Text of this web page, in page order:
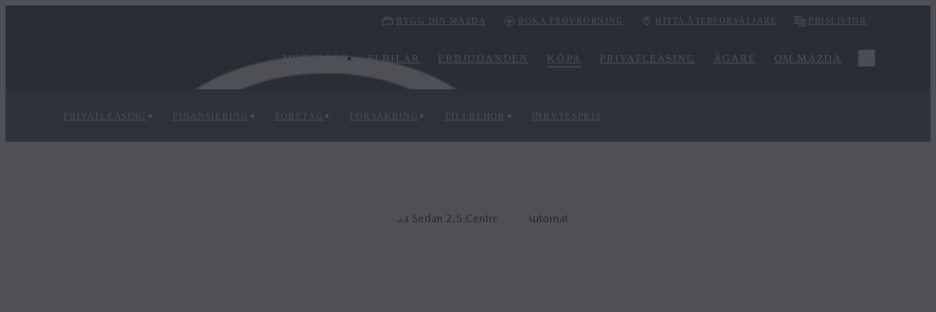
BYGG DIN MAZDA BOKA PROVKÖRNING HITTA ÅTERFÖRSÄLJARE PRISLISTOR
MODELLER ELBILAR ERBJUDANDEN KÖPA PRIVATLEASING ÄGARE OM MAZDA
PRIVATLEASING FINANSIERING FÖRETAG FÖRSÄKRING TILLBEHÖR INBYTESPRIS
Mazda3 Sedan 2.5 Centre-Line Automat